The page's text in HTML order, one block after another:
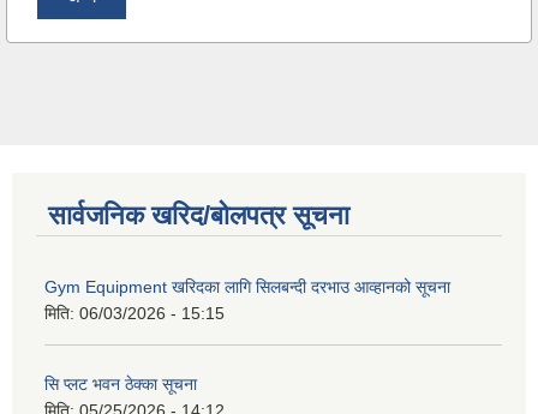
सार्वजनिक खरिद/बोलपत्र सूचना
Gym Equipment खरिदका लागि सिलबन्दी दरभाउ आव्हानको सूचना
मिति: 06/03/2026 - 15:15
सि प्लट भवन ठेक्का सूचना
मिति: 05/25/2026 - 14:12